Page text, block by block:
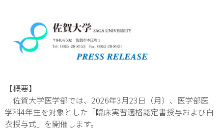
【概要】
佐賀大学医学部では、2026年3月23日（月）、医学部医
学科4年生を対象とした「臨床実習適格認定書授与および白
衣授与式」を開催します。